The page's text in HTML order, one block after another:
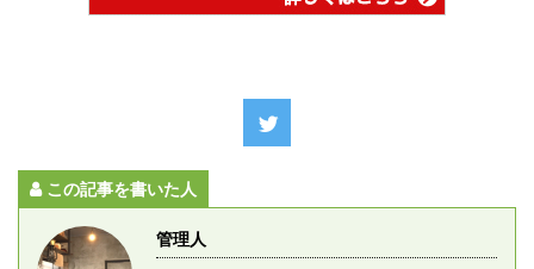
この記事を書いた人
管理人